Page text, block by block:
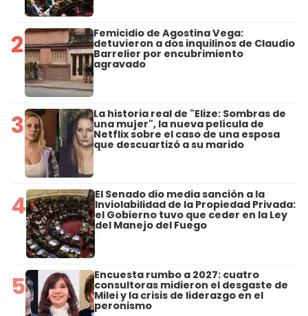
2 Femicidio de Agostina Vega:
detuvieron a dos inquilinos de Claudio
Barrelier por encubrimiento
agravado
3 La historia real de "Elize: Sombras de
una mujer", la nueva película de
Netflix sobre el caso de una esposa
que descuartizó a su marido
4 El Senado dio media sanción a la
Inviolabilidad de la Propiedad Privada:
el Gobierno tuvo que ceder en la Ley
del Manejo del Fuego
5 Encuesta rumbo a 2027: cuatro
consultoras midieron el desgaste de
Milei y la crisis de liderazgo en el
peronismo